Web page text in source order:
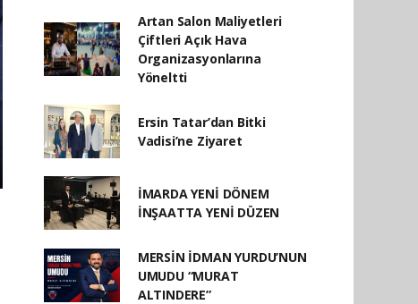
Artan Salon Maliyetleri
Çiftleri Açık Hava
Organizasyonlarına
Yöneltti
Ersin Tatar’dan Bitki
Vadisi’ne Ziyaret
İMARDA YENİ DÖNEM
İNŞAATTA YENİ DÜZEN
MERSİN İDMAN YURDU’NUN
UMUDU “MURAT
ALTINDERE”